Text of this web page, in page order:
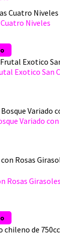
Niveles
Exotico San
Variado
Rosas